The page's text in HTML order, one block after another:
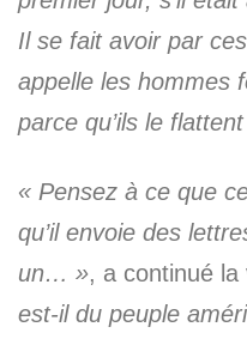
Il se fait avoir par
appelle les hommes
parce qu’ils le
« Pensez à ce que
qu’il envoie des
un… », a continué la
est-il du peuple